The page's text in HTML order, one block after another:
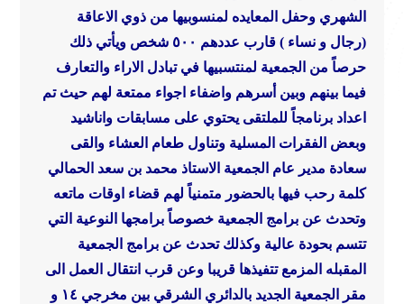
الشهري وحفل المعايده لمنسوبيها من ذوي الاعاقة
(رجال و نساء ) قارب عددهم ٥٠٠ شخص
ويأتي ذلك
حرصاً من الجمعية لمنتسبيها في تبادل الاراء والتعارف
فيما بينهم وبين أسرهم واضفاء اجواء ممتعة لهم حيث تم
اعداد برنامجاً للملتقى يحتوي على مسابقات واناشيد
وبعض الفقرات المسلية وتناول طعام العشاء والقى
سعادة مدير عام الجمعية الاستاذ محمد بن سعد الحمالي
كلمة رحب فيها بالحضور متمنياً لهم قضاء اوقات ماتعه
وتحدث عن برامج الجمعية خصوصاً برامجها النوعية التي
تتسم بحودة عالية وكذلك تحدث عن برامج الجمعية
المقبله المزمع تتفيذها قريبا وعن قرب انتقال العمل الى
مقر الجمعية الجديد بالدائري الشرقي بين مخرجي ١٤ و